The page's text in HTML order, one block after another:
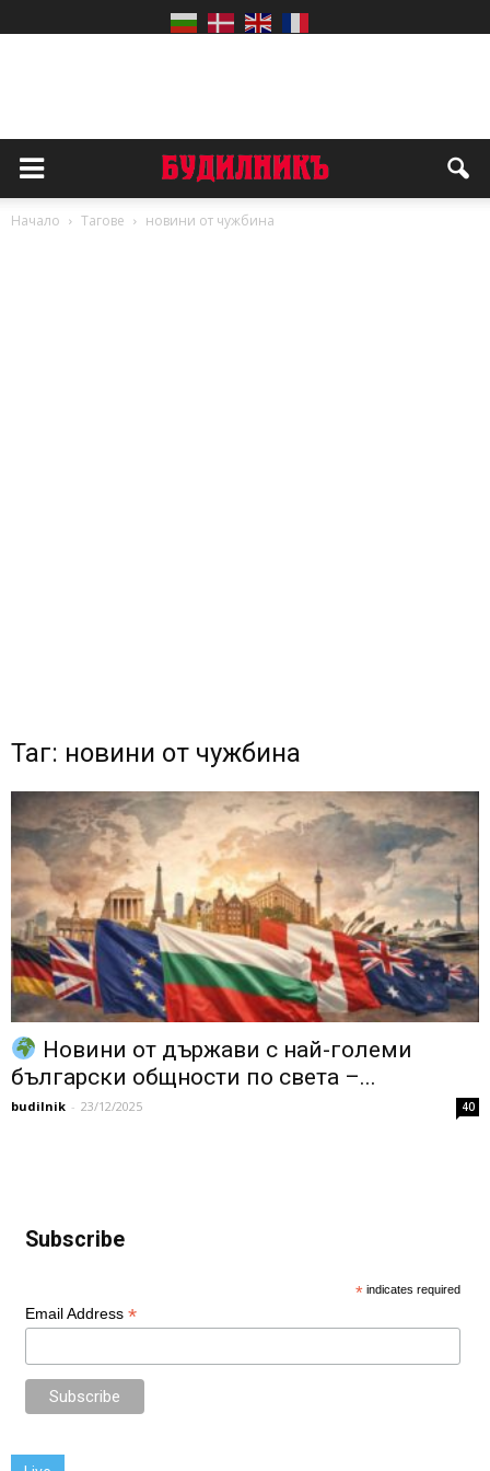
Начало Тагове новини от чужбина
Таг: новини от чужбина
Новини от държави с най-големи
български общности по света –...
budilnik - 23/12/2025 40
Subscribe
* indicates required
Email Address *